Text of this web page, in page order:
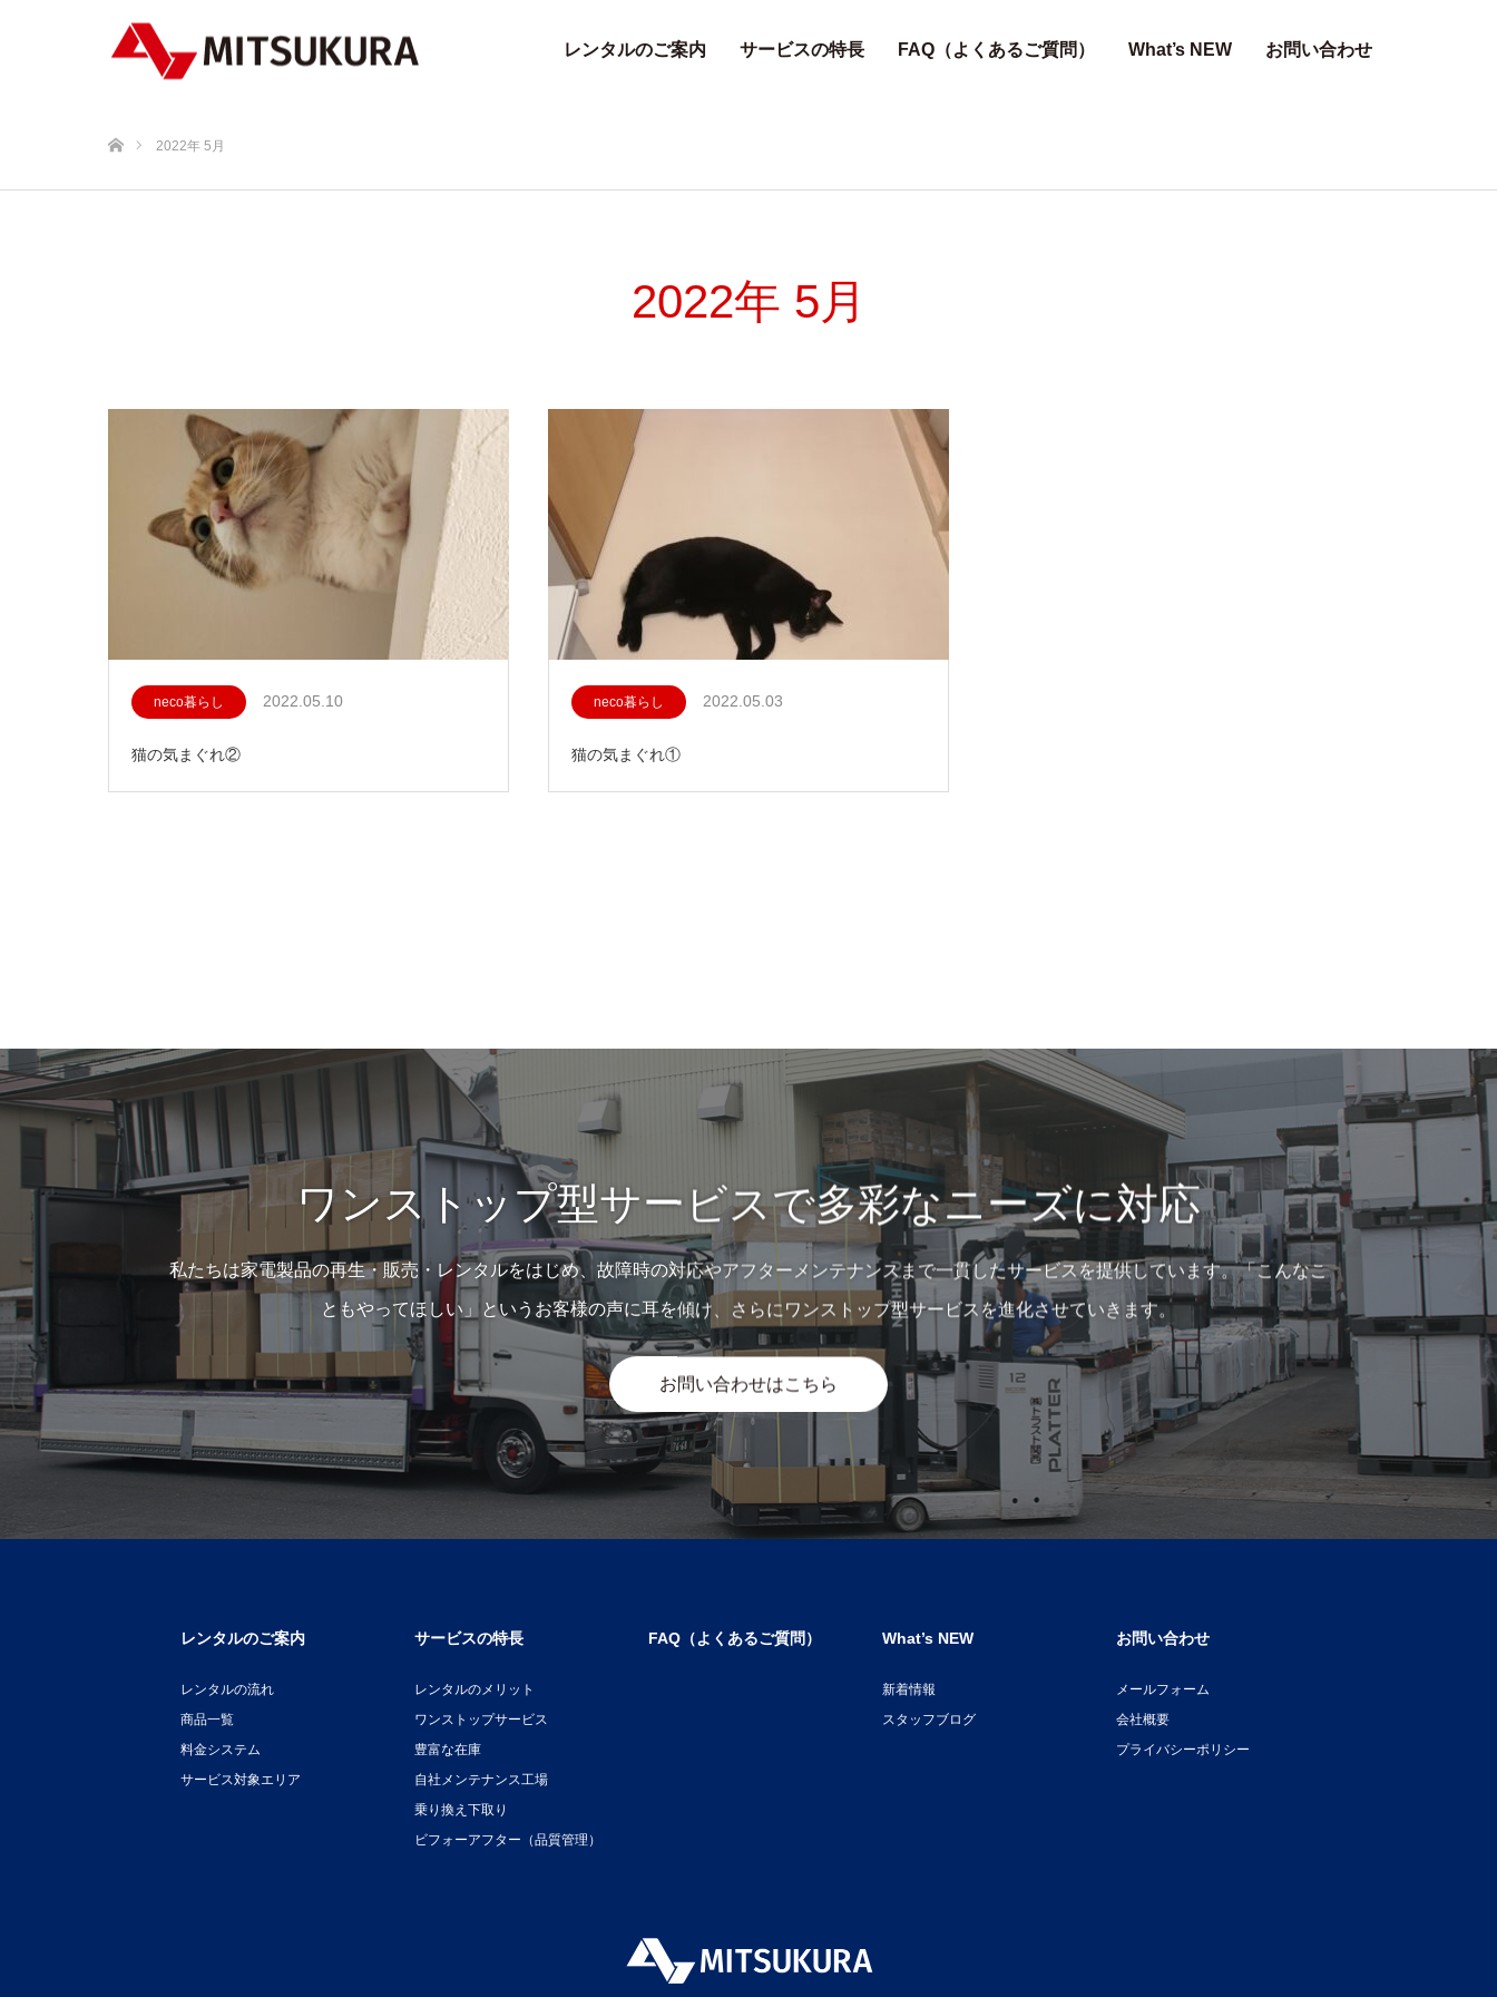
レンタルのご案内 サービスの特長 FAQ（よくあるご質問） What’s NEW お問い合わせ
2022年 5月
2022年 5月
neco暮らし 2022.05.10
猫の気まぐれ②
neco暮らし 2022.05.03
猫の気まぐれ①
ワンストップ型サービスで多彩なニーズに対応
私たちは家電製品の再生・販売・レンタルをはじめ、故障時の対応やアフターメンテナンスまで一貫したサービスを提供しています。「こんなこ
ともやってほしい」というお客様の声に耳を傾け、さらにワンストップ型サービスを進化させていきます。
お問い合わせはこちら
レンタルのご案内
レンタルの流れ
商品一覧
料金システム
サービス対象エリア
サービスの特長
レンタルのメリット
ワンストップサービス
豊富な在庫
自社メンテナンス工場
乗り換え下取り
ビフォーアフター（品質管理）
FAQ（よくあるご質問） What’s NEW
新着情報
スタッフブログ
お問い合わせ
メールフォーム
会社概要
プライバシーポリシー